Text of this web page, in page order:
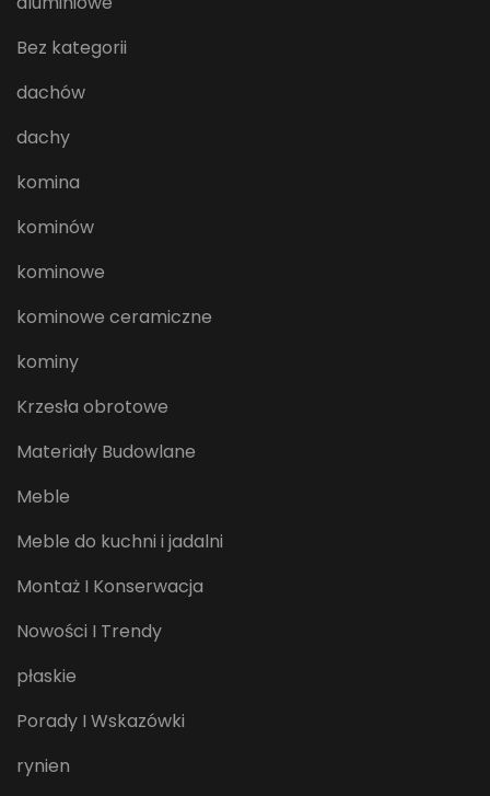
Bez kategorii
dachów
dachy
komina
kominów
kominowe
kominowe ceramiczne
kominy
Krzesła obrotowe
Materiały Budowlane
Meble
Meble do kuchni i jadalni
Montaż I Konserwacja
Nowości I Trendy
płaskie
Porady I Wskazówki
rynien